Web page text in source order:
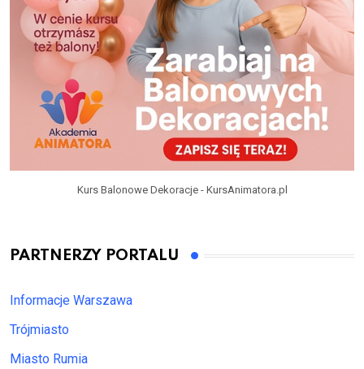
Kurs Balonowe Dekoracje - KursAnimatora.pl
PARTNERZY PORTALU
Informacje Warszawa
Trójmiasto
Miasto Rumia